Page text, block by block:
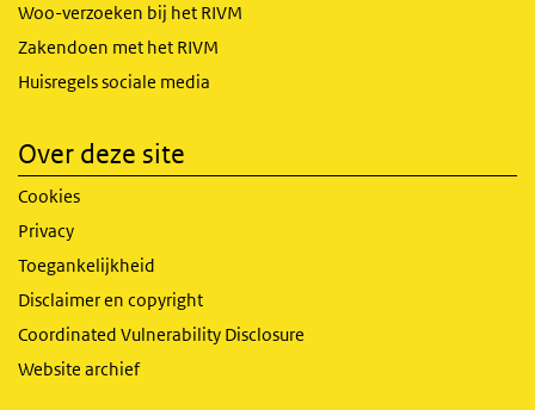
Woo-verzoeken bij het RIVM
Zakendoen met het RIVM
Huisregels sociale media
Over deze site
Cookies
Privacy
Toegankelijkheid
Disclaimer en copyright
Coordinated Vulnerability Disclosure
Website archief